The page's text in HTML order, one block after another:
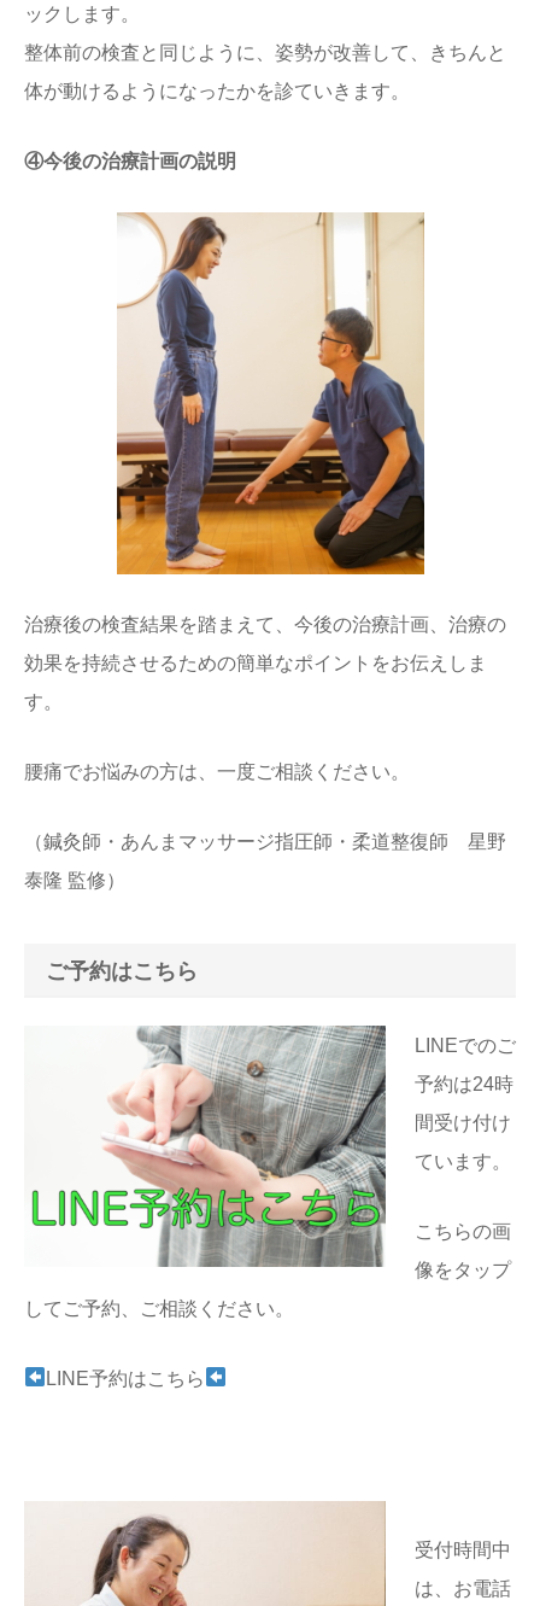
ックします。
整体前の検査と同じように、姿勢が改善して、きちんと
体が動けるようになったかを診ていきます。
④今後の治療計画の説明
治療後の検査結果を踏まえて、今後の治療計画、治療の
効果を持続させるための簡単なポイントをお伝えしま
す。
腰痛でお悩みの方は、一度ご相談ください。
（鍼灸師・あんまマッサージ指圧師・柔道整復師 星野
泰隆 監修）
ご予約はこちら
LINEでのご
予約は24時
間受け付け
ています。
こちらの画
像をタップ
してご予約、ご相談ください。
LINE予約はこちら
受付時間中
は、お電話